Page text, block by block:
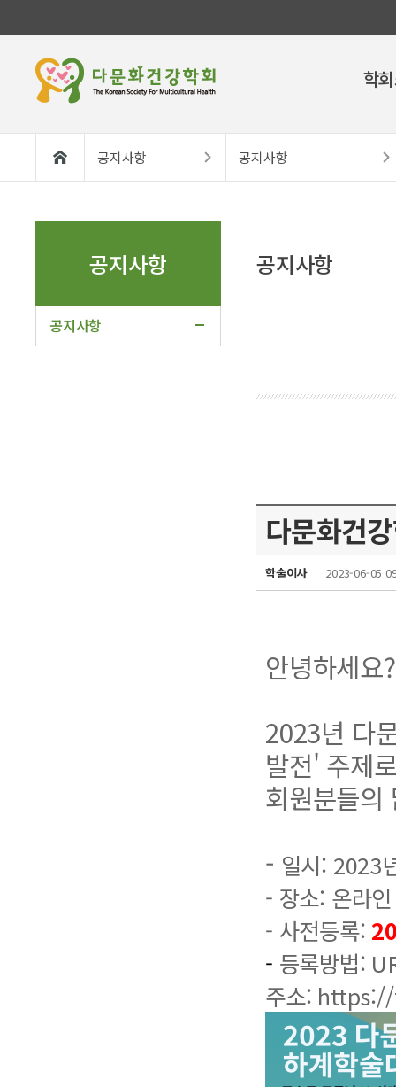
학
공지사항 공지사항
공지사항
공지사항
공지사항
다문화건
학술이사 2023-06-05
안녕하세요?
2023년 다
발전' 주제
회원분들의
- 일시: 2023
- 장소: 온라
- 사전등록:
- 등록방법:
주소: https://